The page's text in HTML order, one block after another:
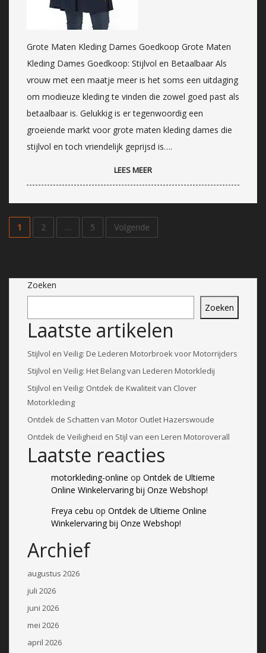
Grote Maten Kleding Dames Goedkoop Grote Maten
Kleding Dames Goedkoop: Stijlvol en Betaalbaar Als
vrouw met een maatje meer is het soms een uitdaging
om modieuze kleding te vinden die zowel goed past als
betaalbaar is. Gelukkig is er tegenwoordig een
groeiende markt voor grote maten kleding dames die
stijlvol en toch vriendelijk geprijsd is….
LEES MEER
1 2 … 5 Volgende
Zoeken
Zoeken
Laatste artikelen
Stijlvol en Veilig: De Lederen Motorbroek voor Motorrijders
Stijlvol en Veilig: Het Belang van Lederen Motorkledij
Stijlvol en Veilig: Ontdek de Kwaliteit van Clover
Motorkleding
Ontdek de Schatten van Motor Outlet Hazerswoude
Ontdek de Veiligheid en Stijl van een Leren Motoroverall
Laatste reacties
motorkleding-online op Ontdek de Ultieme
Online Winkelervaring bij Onze Webshop!
Freya cebu op Ontdek de Ultieme Online
Winkelervaring bij Onze Webshop!
Archief
augustus 2026
juli 2026
juni 2026
mei 2026
april 2026